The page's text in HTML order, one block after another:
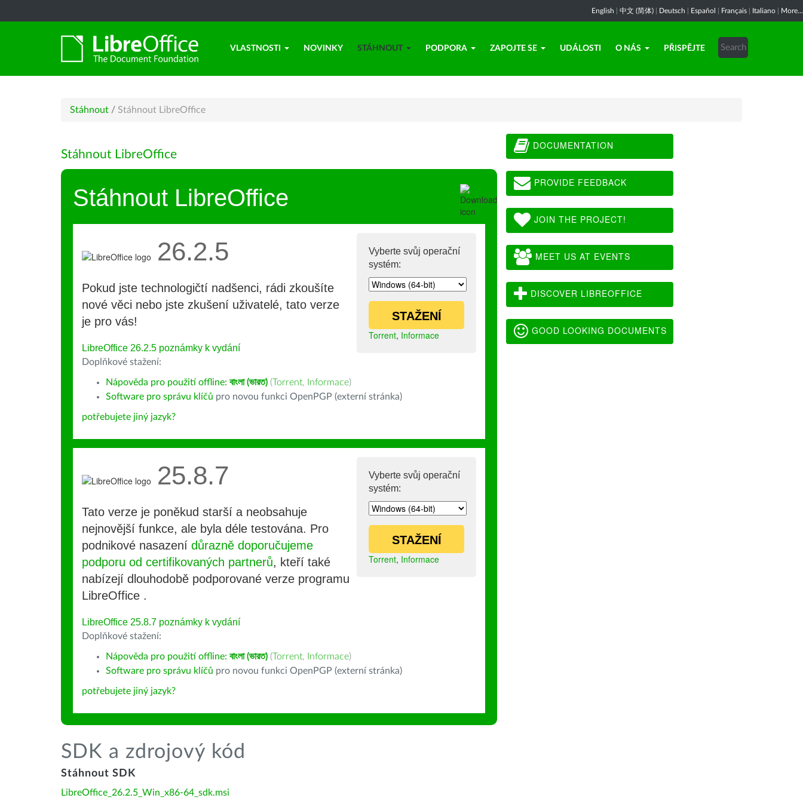
English 中文 (简体) Deutsch Español Français Italiano More...
VLASTNOSTI NOVINKY STÁHNOUT PODPORA ZAPOJTE SE UDÁLOSTI O NÁS PŘISPĚJTE
Stáhnout / Stáhnout LibreOffice
Stáhnout LibreOffice
Stáhnout LibreOffice
Vyberte svůj operační
systém:
STAŽENÍ
Torrent, Informace
26.2.5
Pokud jste technologičtí nadšenci, rádi zkoušíte
nové věci nebo jste zkušení uživatelé, tato verze
je pro vás!
LibreOffice 26.2.5 poznámky k vydání
Doplňkové stažení:
Nápověda pro použití offline: বাংলা (ভারত) (Torrent, Informace)
Software pro správu klíčů pro novou funkci OpenPGP (externí stránka)
potřebujete jiný jazyk?
Vyberte svůj operační
systém:
STAŽENÍ
Torrent, Informace
25.8.7
Tato verze je poněkud starší a neobsahuje
nejnovější funkce, ale byla déle testována. Pro
podnikové nasazení důrazně doporučujeme
podporu od certifikovaných partnerů, kteří také
nabízejí dlouhodobě podporované verze programu
LibreOffice .
LibreOffice 25.8.7 poznámky k vydání
Doplňkové stažení:
Nápověda pro použití offline: বাংলা (ভারত) (Torrent, Informace)
Software pro správu klíčů pro novou funkci OpenPGP (externí stránka)
potřebujete jiný jazyk?
SDK a zdrojový kód
Stáhnout SDK
LibreOffice_26.2.5_Win_x86-64_sdk.msi
DOCUMENTATION
PROVIDE FEEDBACK
JOIN THE PROJECT!
MEET US AT EVENTS
DISCOVER LIBREOFFICE
GOOD LOOKING DOCUMENTS